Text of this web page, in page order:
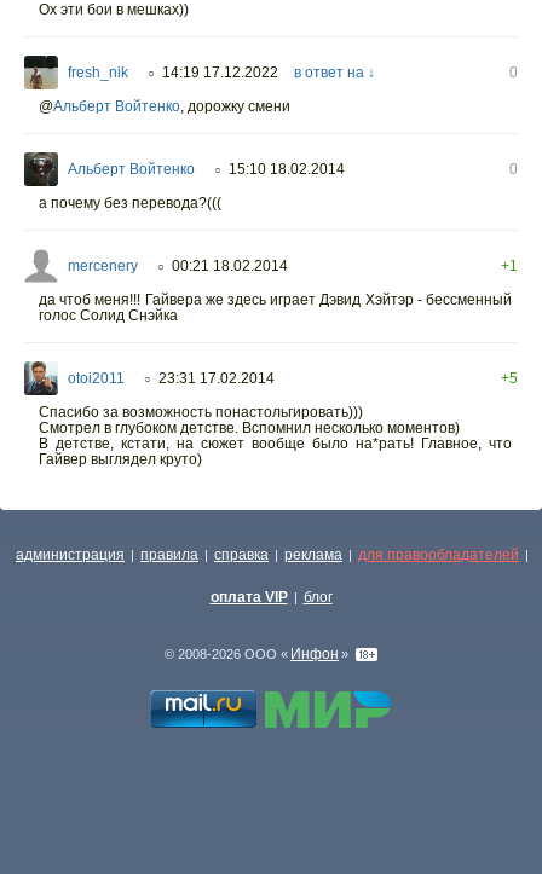
Ох эти бои в мешках))
fresh_nik ○ 14:19 17.12.2022 в ответ на ↓
0
@Альберт Войтенко, дорожку смени
Альберт Войтенко ○ 15:10 18.02.2014
0
а почему без перевода?(((
mercenery ○ 00:21 18.02.2014
+1
да чтоб меня!!! Гайвера же здесь играет Дэвид Хэйтэр - бессменный
голос Солид Снэйка
otoi2011 ○ 23:31 17.02.2014
+5
Спасибо за возможность понастольгировать)))
Смотрел в глубоком детстве. Вспомнил несколько моментов)
В детстве, кстати, на сюжет вообще было на*рать! Главное, что
Гайвер выглядел круто)
администрация | правила | справка | реклама | для правообладателей |
оплата VIP | блог
© 2008-2026 ООО « Инфон »